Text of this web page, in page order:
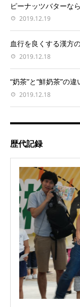
ピーナッツバターな
2019.12.19
血行を良くする漢方
2019.12.18
“奶茶”と“鮮奶茶”の
2019.12.18
歴代記録